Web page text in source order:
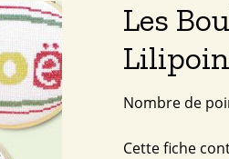
Les
Nombre de
Cette fiche